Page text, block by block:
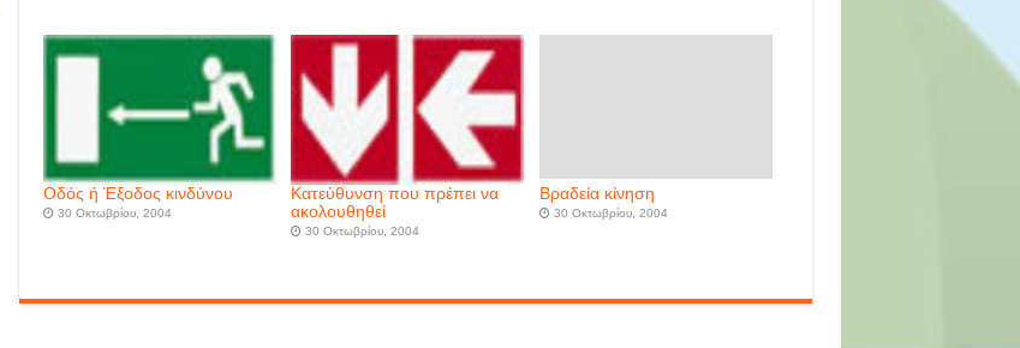
Oδός ή Έξοδος κινδύνου
30 Οκτωβρίου, 2004
Kατεύθυνση που πρέπει να
ακολουθηθεί
30 Οκτωβρίου, 2004
Βραδεία κίνηση
30 Οκτωβρίου, 2004